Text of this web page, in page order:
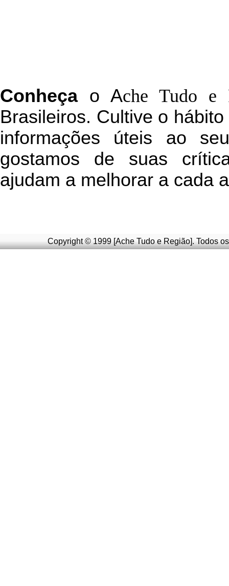
Conheçao Ache Tudo e
Brasileiros. Cultive o
informações úteis ao
gostamos de suas
ajudam a melhorar a cada
Copyright © 1999 [Ache Tudo e Região]. Todos